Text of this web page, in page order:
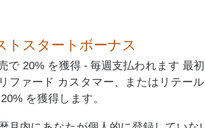
トスタートボーナス
で 20% を獲得 - 毎週支払われます 最
ファード カスタマー、またはリテー
を獲得します。